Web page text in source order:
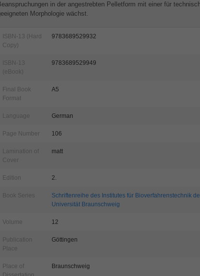
in der angestrebten Pelletform mit einer für
Morphologie wächst.
ISBN-13 (Hard
Copy)
9783689529932
ISBN-13
(eBook)
9783689529949
Final Book
Format
A5
Language German
Page Number 106
Lamination of
Cover
matt
Edition 2.
Book Series
Schriftenreihe des Institutes für Bioverfahrenstechnik
Universität Braunschweig
Volume 12
Publication
Place
Göttingen
Place of
Braunschweig